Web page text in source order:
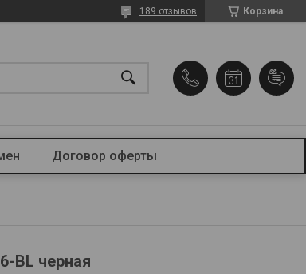
Корзина
189 отзывов
Договор оферты
BL черная